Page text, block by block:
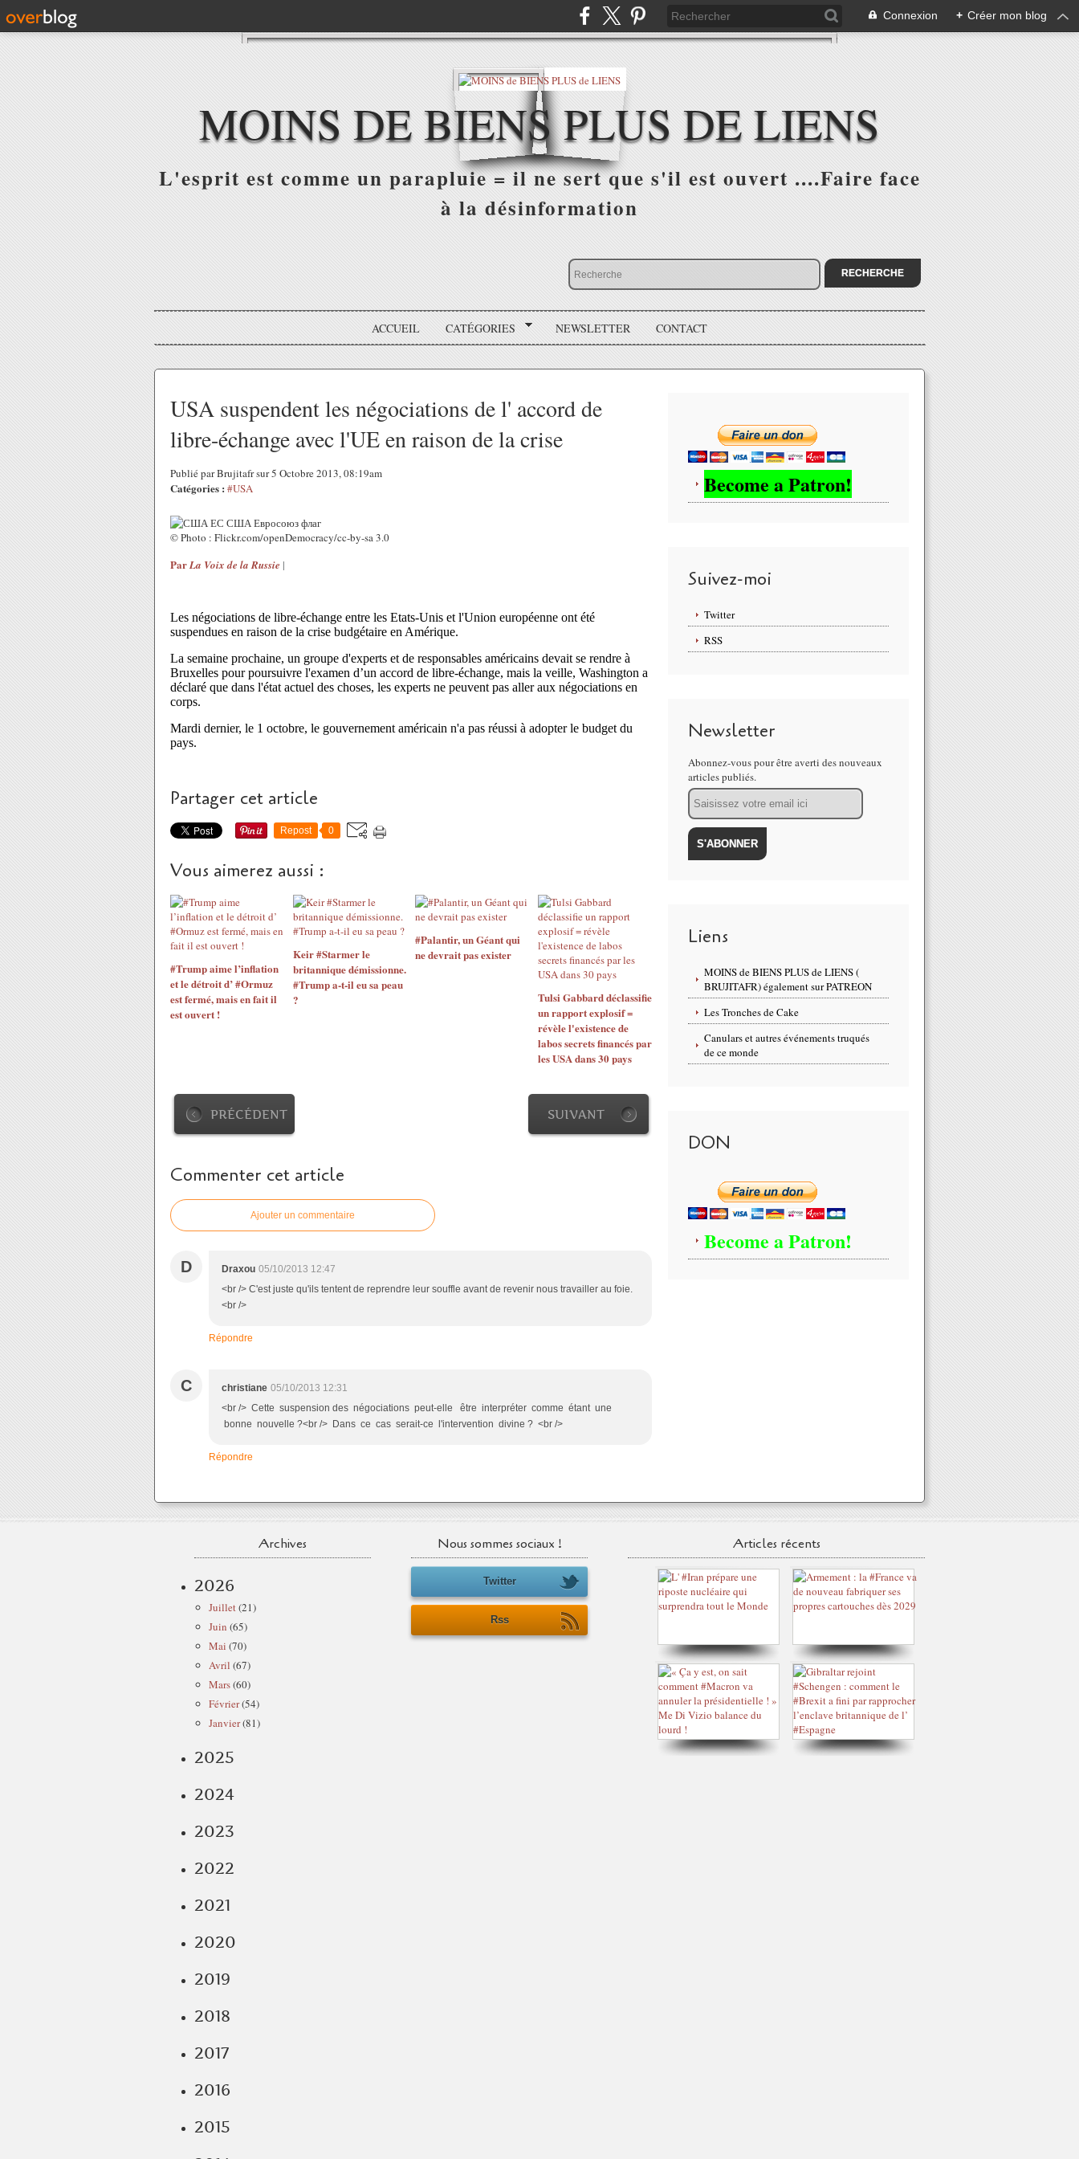
Connexion + Créer mon blog
MOINS DE BIENS PLUS DE LIENS
L'esprit est comme un parapluie = il ne sert que s'il est ouvert ....Faire face
à la désinformation
ACCUEIL CATÉGORIES NEWSLETTER CONTACT
USA suspendent les négociations de l' accord de
libre-échange avec l'UE en raison de la crise
Publié par Brujitafr sur 5 Octobre 2013, 08:19am
Catégories : #USA
© Photo : Flickr.com/openDemocracy/cc-by-sa 3.0
ParLa Voix de la Russie |
Les négociations de libre-échange entre les Etats-Unis et l'Union européenne ont été
suspendues en raison de la crise budgétaire en Amérique.
La semaine prochaine, un groupe d'experts et de responsables américains devait se rendre à
Bruxelles pour poursuivre l'examen d’un accord de libre-échange, mais la veille, Washington a
déclaré que dans l'état actuel des choses, les experts ne peuvent pas aller aux négociations en
corps.
Mardi dernier, le 1 octobre, le gouvernement américain n'a pas réussi à adopter le budget du
pays.
Partager cet article
Repost 0
Vous aimerez aussi :
#Trump aime l’inflation
et le détroit d’ #Ormuz
est fermé, mais en fait il
est ouvert !
Keir #Starmer le
britannique démissionne.
#Trump a-t-il eu sa peau
?
#Palantir, un Géant qui
ne devrait pas exister
Tulsi Gabbard déclassifie
un rapport explosif =
révèle l'existence de
labos secrets financés par
les USA dans 30 pays
PRÉCÉDENT SUIVANT
Commenter cet article
Ajouter un commentaire
D Draxou 05/10/2013 12:47
<br /> C'est juste qu'ils tentent de reprendre leur souffle avant de revenir nous travailler au foie.
<br />
Répondre
C christiane 05/10/2013 12:31
<br /> Cette suspension des négociations peut-elle être interpréter comme étant une
bonne nouvelle ?<br /> Dans ce cas serait-ce l'intervention divine ? <br />
Répondre
Become a Patron!
Suivez-moi
Twitter
RSS
Newsletter
Abonnez-vous pour être averti des nouveaux
articles publiés.
Email
Liens
MOINS de BIENS PLUS de LIENS (
BRUJITAFR) également sur PATREON
Les Tronches de Cake
Canulars et autres événements truqués
de ce monde
DON
Become a Patron!
Archives
2026
Juillet(21)
Juin (65)
Mai (70)
Avril (67)
Mars(60)
Février(54)
Janvier(81)
2025
2024
2023
2022
2021
2020
2019
2018
2017
2016
2015
Nous sommes sociaux !
Twitter
Rss
Articles récents